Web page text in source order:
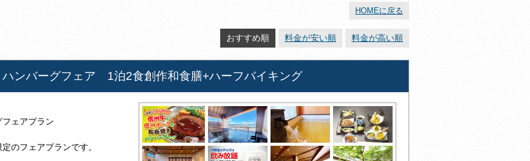
HOMEに戻る
おすすめ順 料金が安い順 料金が高い順
ンバーグフェア 1泊2食創作和食膳+ハーフバイキング
ェアプラン
のフェアプランです。